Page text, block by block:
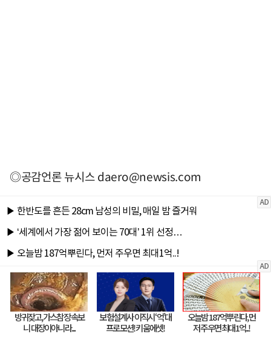
◎공감언론 뉴시스daero@newsis.com